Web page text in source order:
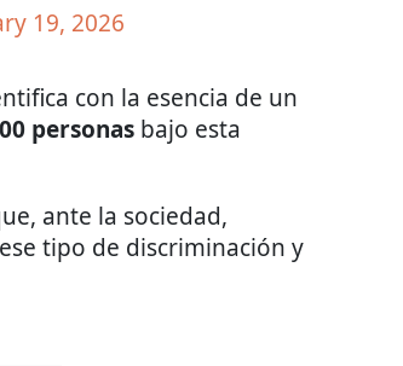
19, 2026
con la esencia de un
personas bajo esta
ante la sociedad,
tipo de discriminación y